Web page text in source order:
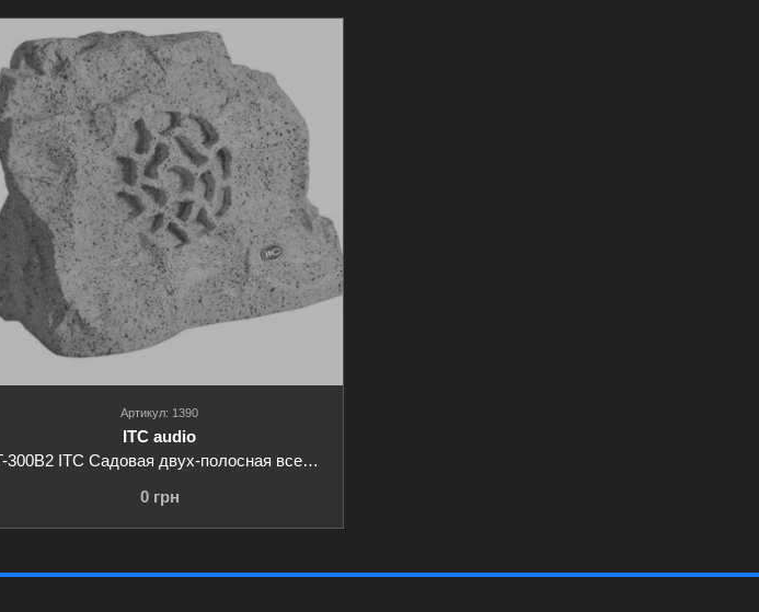
Артикул: 1390
ITC audio
T-300B2 ITC Садовая двух-полосная всепогодная акустическая система, 15Вт ,100В
0 грн